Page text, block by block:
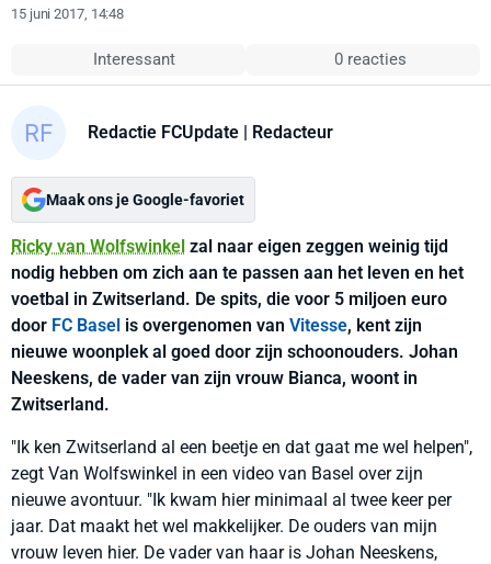
15 juni 2017, 14:48
Interessant 0 reacties
Redactie FCUpdate | Redacteur
Maak ons je Google-favoriet
Ricky van Wolfswinkel zal naar eigen zeggen weinig tijd
nodig hebben om zich aan te passen aan het leven en het
voetbal in Zwitserland. De spits, die voor 5 miljoen euro
door FC Basel is overgenomen van Vitesse, kent zijn
nieuwe woonplek al goed door zijn schoonouders. Johan
Neeskens, de vader van zijn vrouw Bianca, woont in
Zwitserland.
"Ik ken Zwitserland al een beetje en dat gaat me wel helpen",
zegt Van Wolfswinkel in een video van Basel over zijn
nieuwe avontuur. "Ik kwam hier minimaal al twee keer per
jaar. Dat maakt het wel makkelijker. De ouders van mijn
vrouw leven hier. De vader van haar is Johan Neeskens,